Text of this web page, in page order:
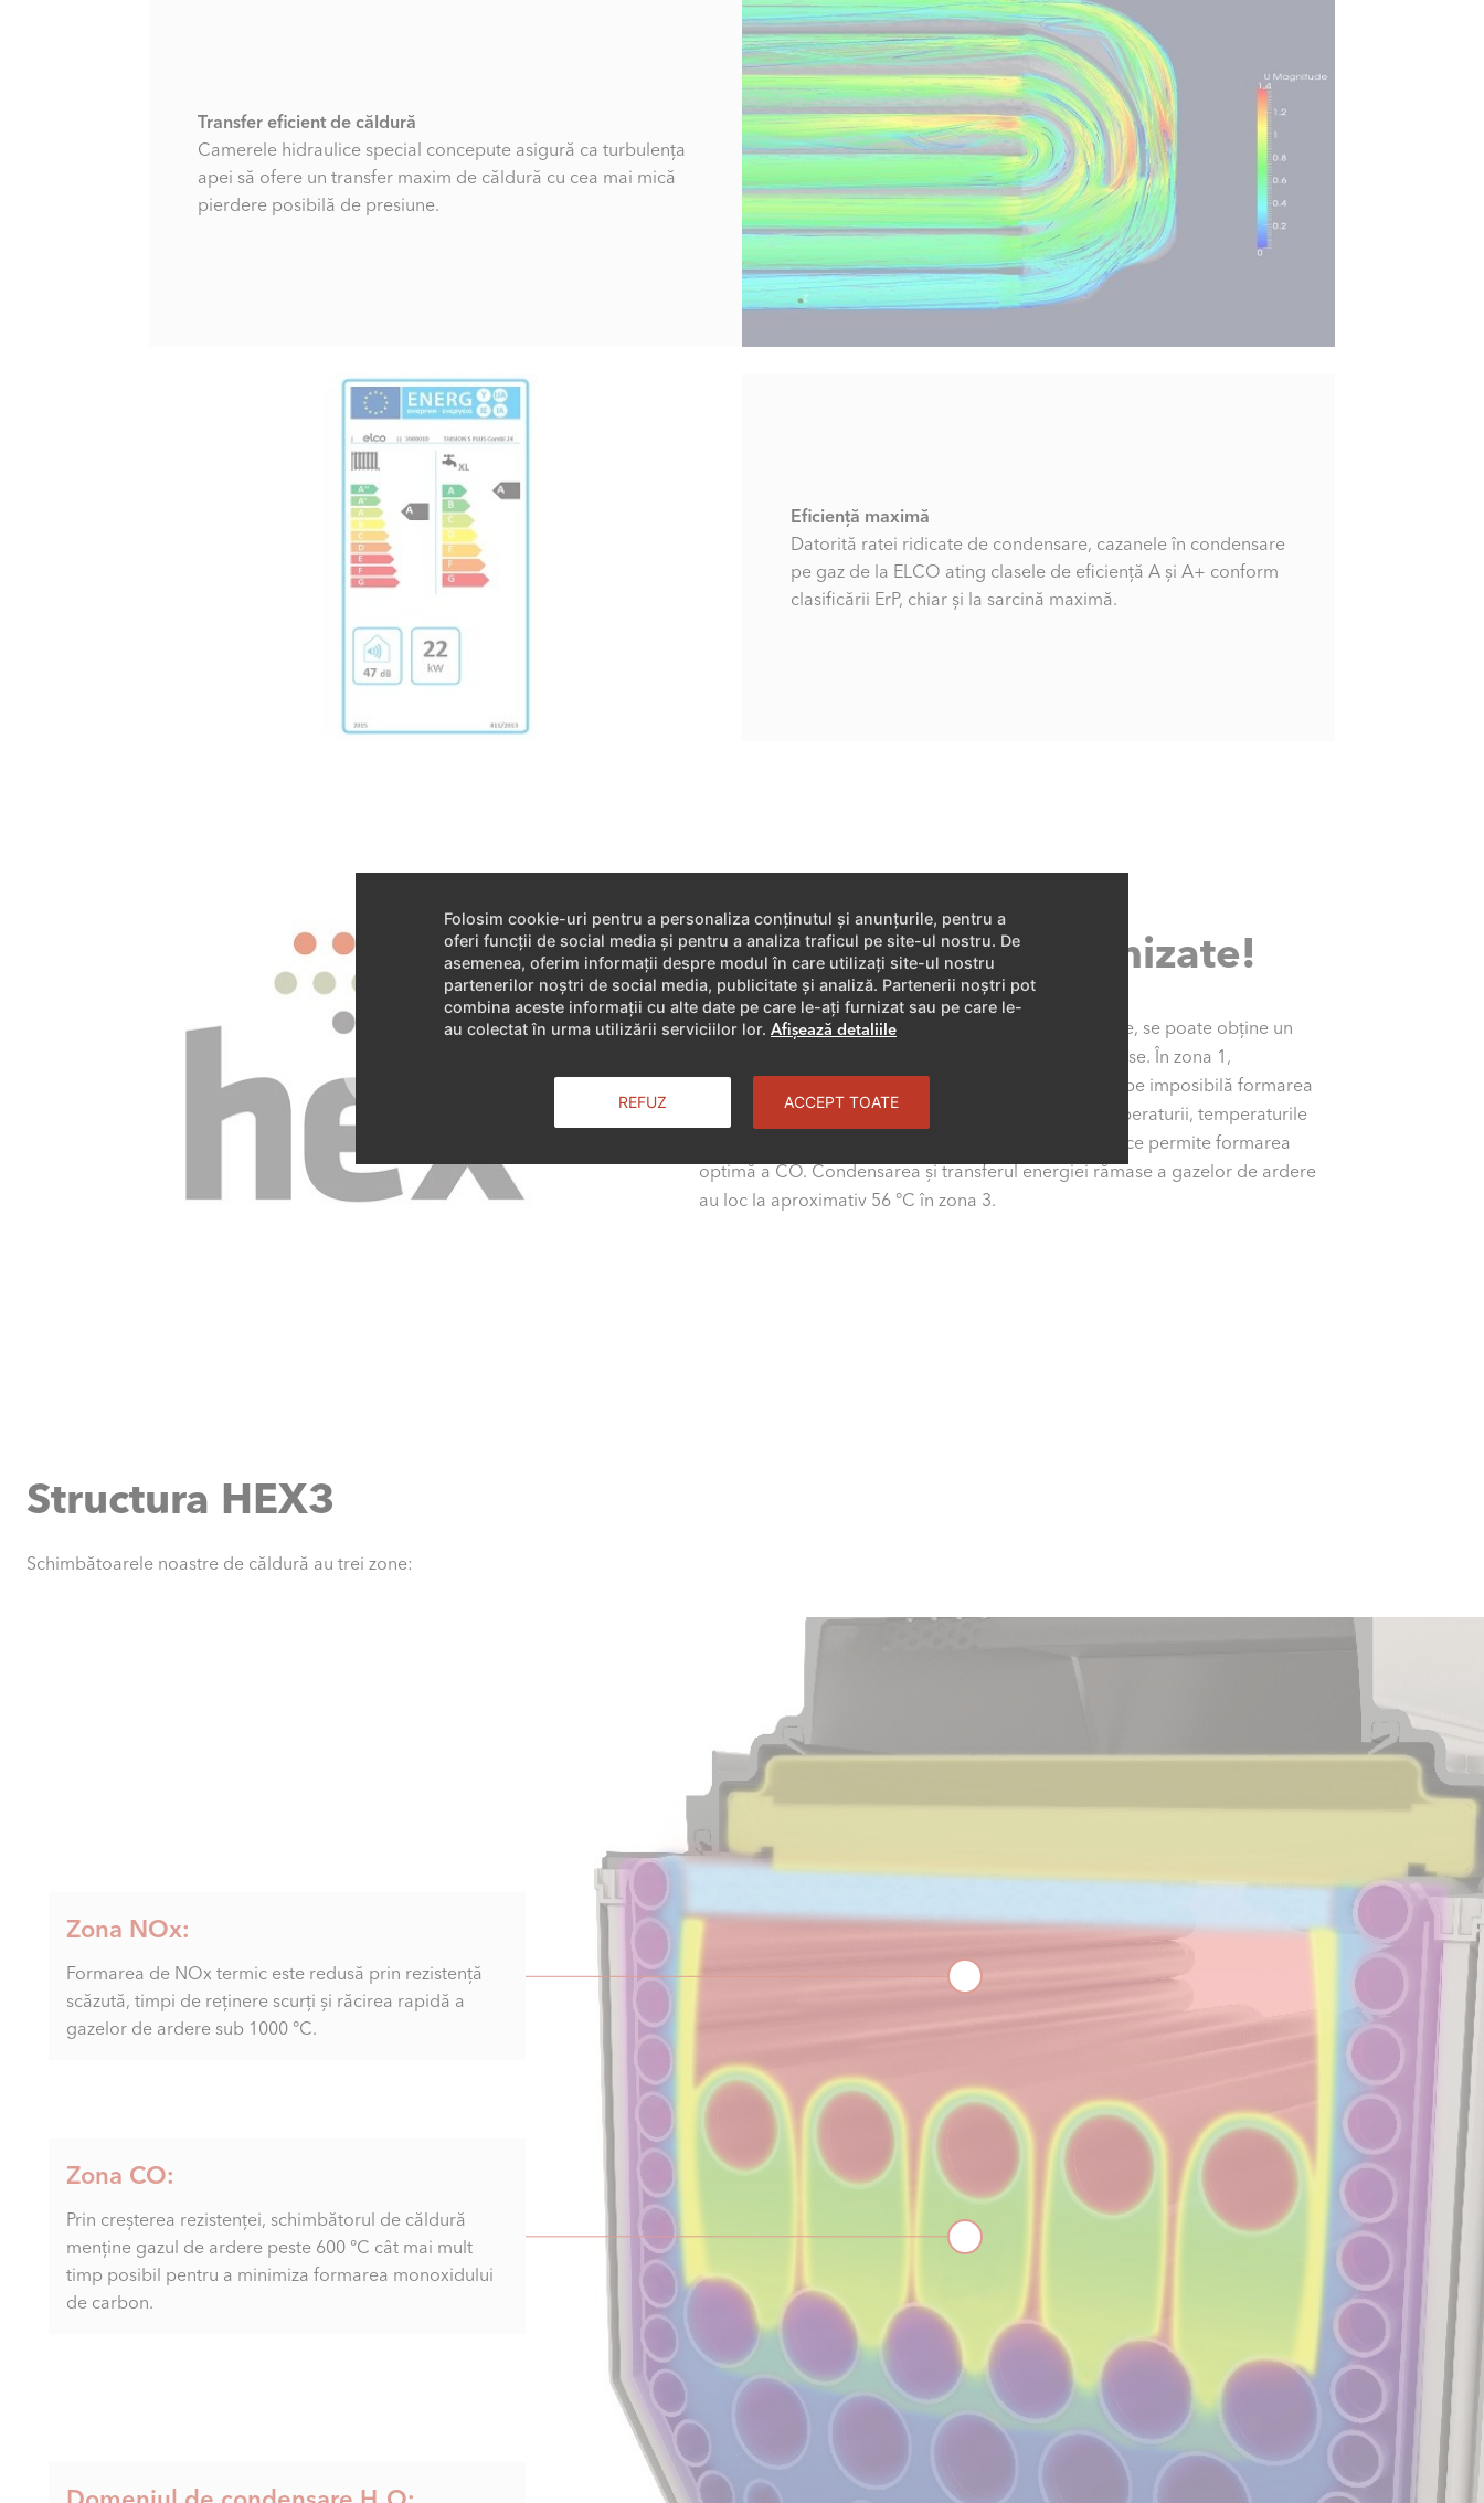
Folosim cookie-uri pentru a personaliza conținutul și anunțurile, pentru a
oferi funcții de social media și pentru a analiza traficul pe site-ul nostru. De
asemenea, oferim informații despre modul în care utilizați site-ul nostru
partenerilor noștri de social media, publicitate și analiză. Partenerii noștri pot
combina aceste informații cu alte date pe care le-ați furnizat sau pe care le-
au colectat în urma utilizării serviciilor lor. Afișează detaliile
REFUZ ACCEPT TOATE
Transfer eficient de căldură
Camerele hidraulice special concepute asigură ca turbulența
apei să ofere un transfer maxim de căldură cu cea mai mică
pierdere posibilă de presiune.
Eficiență maximă
Datorită ratei ridicate de condensare, cazanele în condensare
pe gaz de la ELCO ating clasele de eficiență A și A+ conform
clasificării ErP, chiar și la sarcină maximă.
Zone de ardere optimizate!
Prin gestionarea unor zone specifice cu cerințe diferite, se poate obține un
randament energetic maxim cu emisii extrem de reduse. În zona 1,
temperaturile depășesc 1.000 °C, ceea ce face aproape imposibilă formarea
NOx. Datorită fluxului rapid și reducerii rapide a temperaturii, temperaturile
gazelor de ardere sunt menținute peste 600 °C, ceea ce permite formarea
optimă a CO. Condensarea și transferul energiei rămase a gazelor de ardere
au loc la aproximativ 56 °C în zona 3.
Structura HEX3
Schimbătoarele noastre de căldură au trei zone:
Zona NOx:
Formarea de NOx termic este redusă prin rezistență
scăzută, timpi de reținere scurți și răcirea rapidă a
gazelor de ardere sub 1000 °C.
Zona CO:
Prin creșterea rezistenței, schimbătorul de căldură
menține gazul de ardere peste 600 °C cât mai mult
timp posibil pentru a minimiza formarea monoxidului
de carbon.